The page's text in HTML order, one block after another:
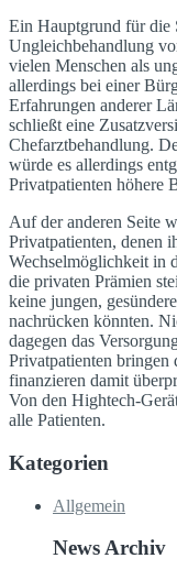
Ein Hauptgrund für die
Ungleichbehandlung
vielen Menschen als
allerdings bei einer
Erfahrungen anderer
schließt eine
Chefarztbehandlung.
würde es allerdings
Privatpatienten höhere
Auf der anderen Seite
Privatpatienten, denen
Wechselmöglichkeit in
die privaten Prämien
keine jungen,
nachrücken könnten.
dagegen das
Privatpatienten bringen
finanzieren damit
Von den Hightech-
alle Patienten.
Kategorien
Allgemein
News Archiv